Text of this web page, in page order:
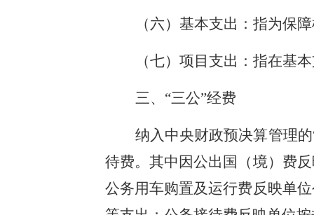
（六）基本支出：指为保
（七）项目支出：指在基
三、“三公”经费
纳入中央财政预决算管理
待费。其中因公出国（境）费
公务用车购置及运行费反映单